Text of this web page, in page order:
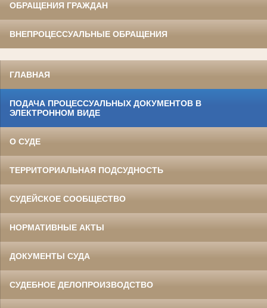
ОБРАЩЕНИЯ ГРАЖДАН
ВНЕПРОЦЕССУАЛЬНЫЕ ОБРАЩЕНИЯ
ГЛАВНАЯ
ПОДАЧА ПРОЦЕССУАЛЬНЫХ ДОКУМЕНТОВ В
ЭЛЕКТРОННОМ ВИДЕ
О СУДЕ
ТЕРРИТОРИАЛЬНАЯ ПОДСУДНОСТЬ
СУДЕЙСКОЕ СООБЩЕСТВО
НОРМАТИВНЫЕ АКТЫ
ДОКУМЕНТЫ СУДА
СУДЕБНОЕ ДЕЛОПРОИЗВОДСТВО